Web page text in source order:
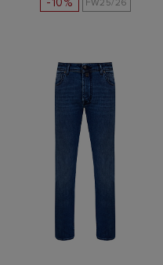
FW25/26